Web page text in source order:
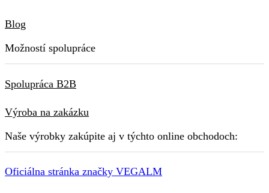
Blog
Možností spolupráce
Spolupráca B2B
Výroba na zakázku
Naše výrobky zakúpite aj v týchto online obchodoch:
Oficiálna stránka značky VEGALM